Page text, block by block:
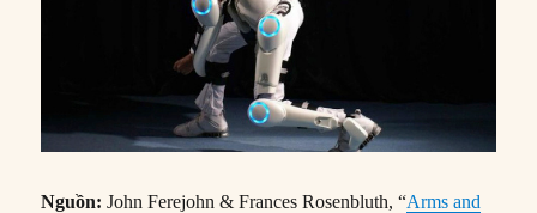
Nguồn: John Ferejohn & Frances Rosenbluth, “Arms and